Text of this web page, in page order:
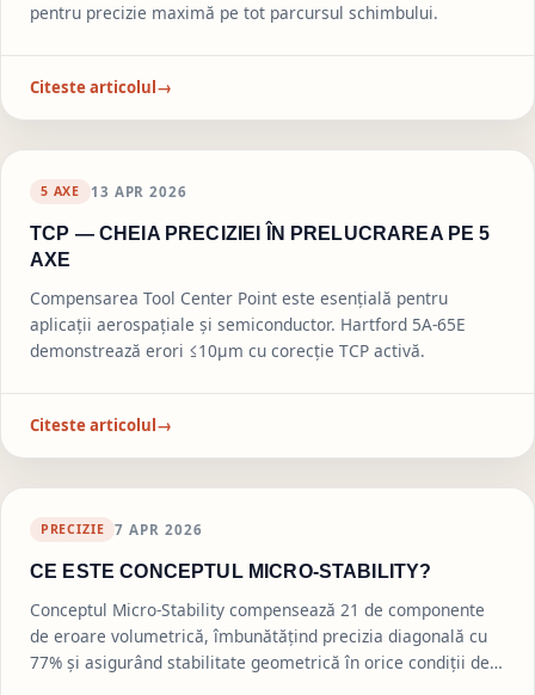
pentru precizie maximă pe tot parcursul schimbului.
Citeste articolul→
5 AXE 13 APR 2026
TCP — CHEIA PRECIZIEI ÎN PRELUCRAREA PE 5
AXE
Compensarea Tool Center Point este esențială pentru
aplicații aerospațiale și semiconductor. Hartford 5A-65E
demonstrează erori ≤10μm cu corecție TCP activă.
Citeste articolul→
PRECIZIE 7 APR 2026
CE ESTE CONCEPTUL MICRO-STABILITY?
Conceptul Micro-Stability compensează 21 de componente
de eroare volumetrică, îmbunătățind precizia diagonală cu
77% și asigurând stabilitate geometrică în orice condiții de